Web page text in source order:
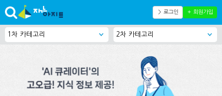
＞ 로그인 ＋ 회원가입